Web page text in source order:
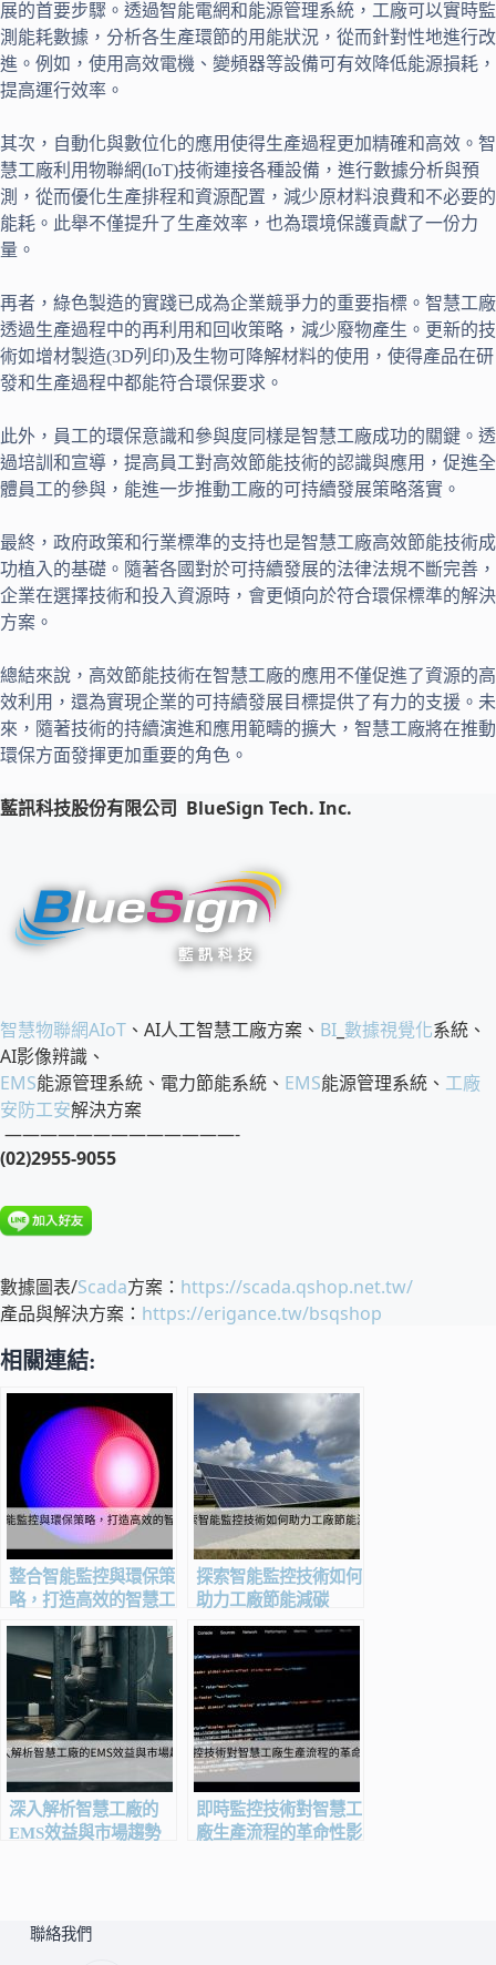
展的首要步驟。透過智能電網和能源管理系統，工廠可以實時監
測能耗數據，分析各生產環節的用能狀況，從而針對性地進行改
進。例如，使用高效電機、變頻器等設備可有效降低能源損耗，
提高運行效率。
其次，自動化與數位化的應用使得生產過程更加精確和高效。智
慧工廠利用物聯網(IoT)技術連接各種設備，進行數據分析與預
測，從而優化生產排程和資源配置，減少原材料浪費和不必要的
能耗。此舉不僅提升了生產效率，也為環境保護貢獻了一份力
量。
再者，綠色製造的實踐已成為企業競爭力的重要指標。智慧工廠
透過生產過程中的再利用和回收策略，減少廢物產生。更新的技
術如增材製造(3D列印)及生物可降解材料的使用，使得產品在研
發和生產過程中都能符合環保要求。
此外，員工的環保意識和參與度同樣是智慧工廠成功的關鍵。透
過培訓和宣導，提高員工對高效節能技術的認識與應用，促進全
體員工的參與，能進一步推動工廠的可持續發展策略落實。
最終，政府政策和行業標準的支持也是智慧工廠高效節能技術成
功植入的基礎。隨著各國對於可持續發展的法律法規不斷完善，
企業在選擇技術和投入資源時，會更傾向於符合環保標準的解決
方案。
總結來說，高效節能技術在智慧工廠的應用不僅促進了資源的高
效利用，還為實現企業的可持續發展目標提供了有力的支援。未
來，隨著技術的持續演進和應用範疇的擴大，智慧工廠將在推動
環保方面發揮更加重要的角色。
藍訊科技股份有限公司 BlueSign Tech. Inc.
智慧物聯網AIoT 、AI人工智慧工廠方案、 BI 數據視覺化系統、
AI影像辨識、
EMS能源管理系統、電力節能系統、 EMS能源管理系統、 工廠
安防工安解決方案
—————————————-
(02)2955-9055
數據圖表/Scada方案： https://scada.qshop.net.tw/
產品與解決方案： https://erigance.tw/bsqshop
相關連結:
整合智能監控與環保策
略，打造高效的智慧工
廠
探索智能監控技術如何
助力工廠節能減碳
深入解析智慧工廠的
EMS效益與市場趨勢
即時監控技術對智慧工
廠生產流程的革命性影
聯絡我們